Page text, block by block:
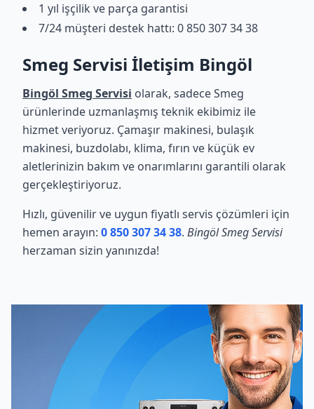
1 yıl işçilik ve parça garantisi
7/24 müşteri destek hattı: 0 850 307 34 38
Smeg Servisi İletişim Bingöl
Bingöl Smeg Servisi olarak, sadece Smeg
ürünlerinde uzmanlaşmış teknik ekibimiz ile
hizmet veriyoruz. Çamaşır makinesi, bulaşık
makinesi, buzdolabı, klima, fırın ve küçük ev
aletlerinizin bakım ve onarımlarını garantili olarak
gerçekleştiriyoruz.
Hızlı, güvenilir ve uygun fiyatlı servis çözümleri için
hemen arayın: 0 850 307 34 38. Bingöl Smeg Servisi
herzaman sizin yanınızda!